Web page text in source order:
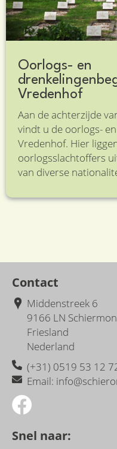
Oorlogs- en
Vredenhof
Aan de achterzijde
vindt u de oorlogs-
Vredenhof. Hier
oorlogsslachtoffers
van diverse
Contact
Middenstreek 6
9166 LN
Friesland
Nederland
(+31) 0519 53 12
Email: info@
Snel naar: